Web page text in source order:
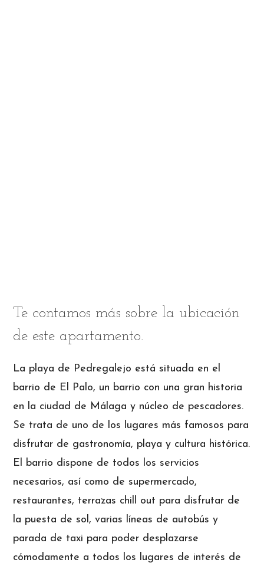
Te contamos más sobre la ubicación
de este apartamento.
La playa de Pedregalejo está situada en el
barrio de El Palo, un barrio con una gran historia
en la ciudad de Málaga y núcleo de pescadores.
Se trata de uno de los lugares más famosos para
disfrutar de gastronomía, playa y cultura histórica.
El barrio dispone de todos los servicios
necesarios, así como de supermercado,
restaurantes, terrazas chill out para disfrutar de
la puesta de sol, varias líneas de autobús y
parada de taxi para poder desplazarse
cómodamente a todos los lugares de interés de